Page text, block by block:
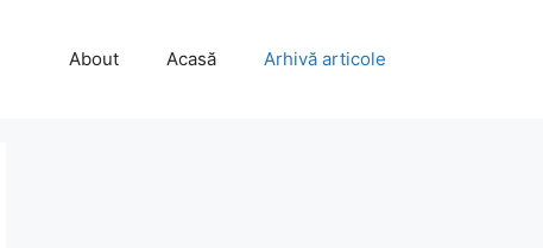
About Acasă Arhivă articole